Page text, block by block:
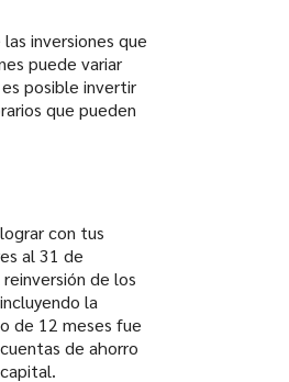
inversiones que
puede variar
posible invertir
que pueden
con tus
al 31 de
de los
la
de 12 meses fue
de ahorro